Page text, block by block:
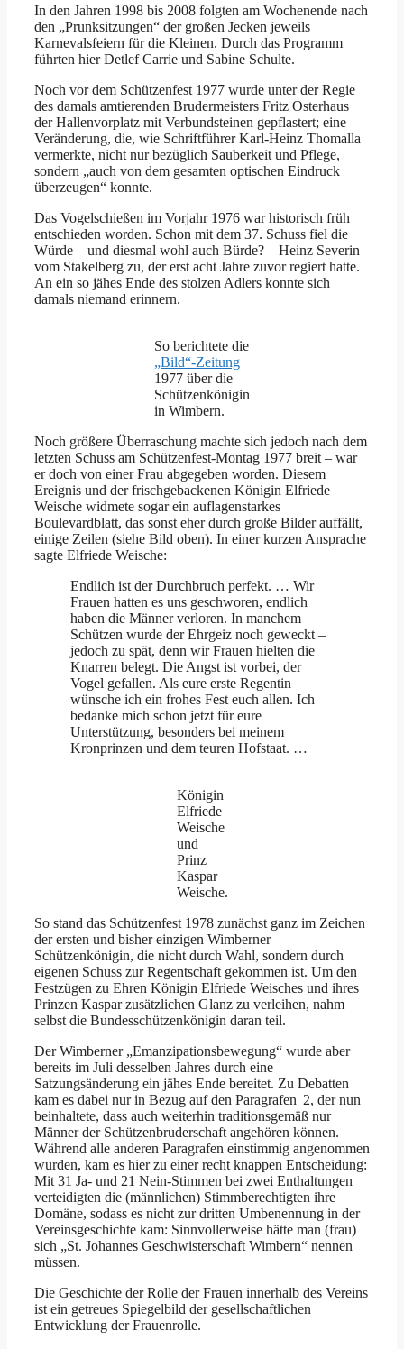
In den Jahren 1998 bis 2008 folgten am Wochenende nach
den „Prunksitzungen“ der großen Jecken jeweils
Karnevalsfeiern für die Kleinen. Durch das Programm
führten hier Detlef Carrie und Sabine Schulte.
Noch vor dem Schützenfest 1977 wurde unter der Regie
des damals amtierenden Brudermeisters Fritz Osterhaus
der Hallenvorplatz mit Verbundsteinen gepflastert; eine
Veränderung, die, wie Schriftführer Karl-Heinz Thomalla
vermerkte, nicht nur bezüglich Sauberkeit und Pflege,
sondern „auch von dem gesamten optischen Eindruck
überzeugen“ konnte.
Das Vogelschießen im Vorjahr 1976 war historisch früh
entschieden worden. Schon mit dem 37. Schuss fiel die
Würde – und diesmal wohl auch Bürde? – Heinz Severin
vom Stakelberg zu, der erst acht Jahre zuvor regiert hatte.
An ein so jähes Ende des stolzen Adlers konnte sich
damals niemand erinnern.
So berichtete die
„Bild“-Zeitung
1977 über die
Schützenkönigin
in Wimbern.
Noch größere Überraschung machte sich jedoch nach dem
letzten Schuss am Schützenfest-Montag 1977 breit – war
er doch von einer Frau abgegeben worden. Diesem
Ereignis und der frischgebackenen Königin Elfriede
Weische widmete sogar ein auflagenstarkes
Boulevardblatt, das sonst eher durch große Bilder auffällt,
einige Zeilen (siehe Bild oben). In einer kurzen Ansprache
sagte Elfriede Weische:
Endlich ist der Durchbruch perfekt. … Wir
Frauen hatten es uns geschworen, endlich
haben die Männer verloren. In manchem
Schützen wurde der Ehrgeiz noch geweckt –
jedoch zu spät, denn wir Frauen hielten die
Knarren belegt. Die Angst ist vorbei, der
Vogel gefallen. Als eure erste Regentin
wünsche ich ein frohes Fest euch allen. Ich
bedanke mich schon jetzt für eure
Unterstützung, besonders bei meinem
Kronprinzen und dem teuren Hofstaat. …
Königin
Elfriede
Weische
und
Prinz
Kaspar
Weische.
So stand das Schützenfest 1978 zunächst ganz im Zeichen
der ersten und bisher einzigen Wimberner
Schützenkönigin, die nicht durch Wahl, sondern durch
eigenen Schuss zur Regentschaft gekommen ist. Um den
Festzügen zu Ehren Königin Elfriede Weisches und ihres
Prinzen Kaspar zusätzlichen Glanz zu verleihen, nahm
selbst die Bundesschützenkönigin daran teil.
Der Wimberner „Emanzipationsbewegung“ wurde aber
bereits im Juli desselben Jahres durch eine
Satzungsänderung ein jähes Ende bereitet. Zu Debatten
kam es dabei nur in Bezug auf den Paragrafen 2, der nun
beinhaltete, dass auch weiterhin traditionsgemäß nur
Männer der Schützenbruderschaft angehören können.
Während alle anderen Paragrafen einstimmig angenommen
wurden, kam es hier zu einer recht knappen Entscheidung:
Mit 31 Ja- und 21 Nein-Stimmen bei zwei Enthaltungen
verteidigten die (männlichen) Stimmberechtigten ihre
Domäne, sodass es nicht zur dritten Umbenennung in der
Vereinsgeschichte kam: Sinnvollerweise hätte man (frau)
sich „St. Johannes Geschwisterschaft Wimbern“ nennen
müssen.
Die Geschichte der Rolle der Frauen innerhalb des Vereins
ist ein getreues Spiegelbild der gesellschaftlichen
Entwicklung der Frauenrolle.